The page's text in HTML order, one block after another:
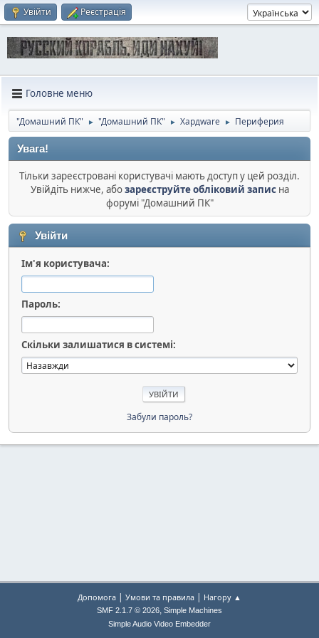
Увійти Реєстрація
Головне меню
"Домашний ПК" ► "Домашний ПК" ► Хардware ► Периферия
Увага!
Тільки зареєстровані користувачі мають доступ у цей розділ.
Увійдіть нижче, абозареєструйте обліковий записна
форумі "Домашний ПК"
Увійти
Ім'я користувача:
Пароль:
Скільки залишатися в системі:
Забули пароль?
Допомога | Умови та правила | Нагору ▲
SMF 2.1.7 © 2026, Simple Machines
Simple Audio Video Embedder